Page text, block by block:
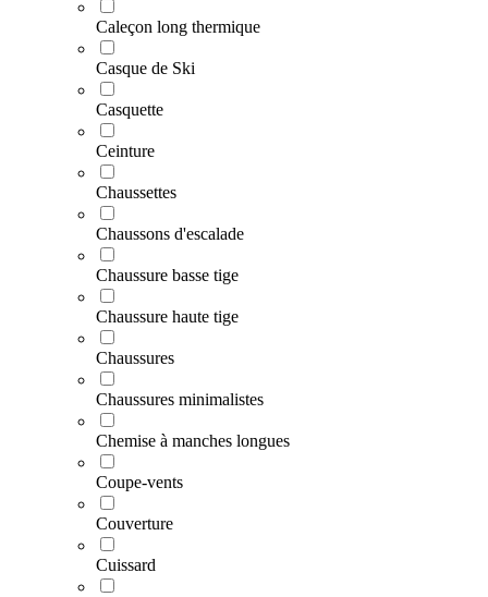
Caleçon long thermique
Casque de Ski
Casquette
Ceinture
Chaussettes
Chaussons d'escalade
Chaussure basse tige
Chaussure haute tige
Chaussures
Chaussures minimalistes
Chemise à manches longues
Coupe-vents
Couverture
Cuissard